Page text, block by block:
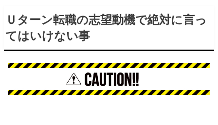
Ｕターン転職の志望動機で絶対に言っ
てはいけない事